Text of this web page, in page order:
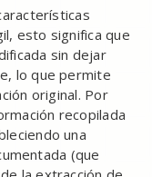
esto significa que
sin dejar
lo que permite
original. Por
recopilada
una
(que